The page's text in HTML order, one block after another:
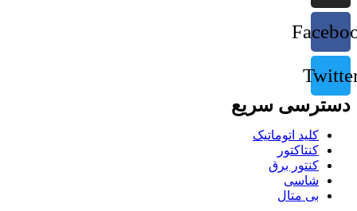
دسترسی سریع
کلید اتوماتیک
کنتاکتور
کنتور برق
شاسی
بی متال